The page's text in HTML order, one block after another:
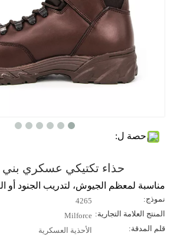
حصة ل:
حذاء تكتيكي عسكري بني
مناسبة لمعظم الجيوش، لتدريب الجنود أو
نموذج:
4265
المنتج العلامة التجارية: Milforce
قلم المدقة:
الأحذية العسكرية